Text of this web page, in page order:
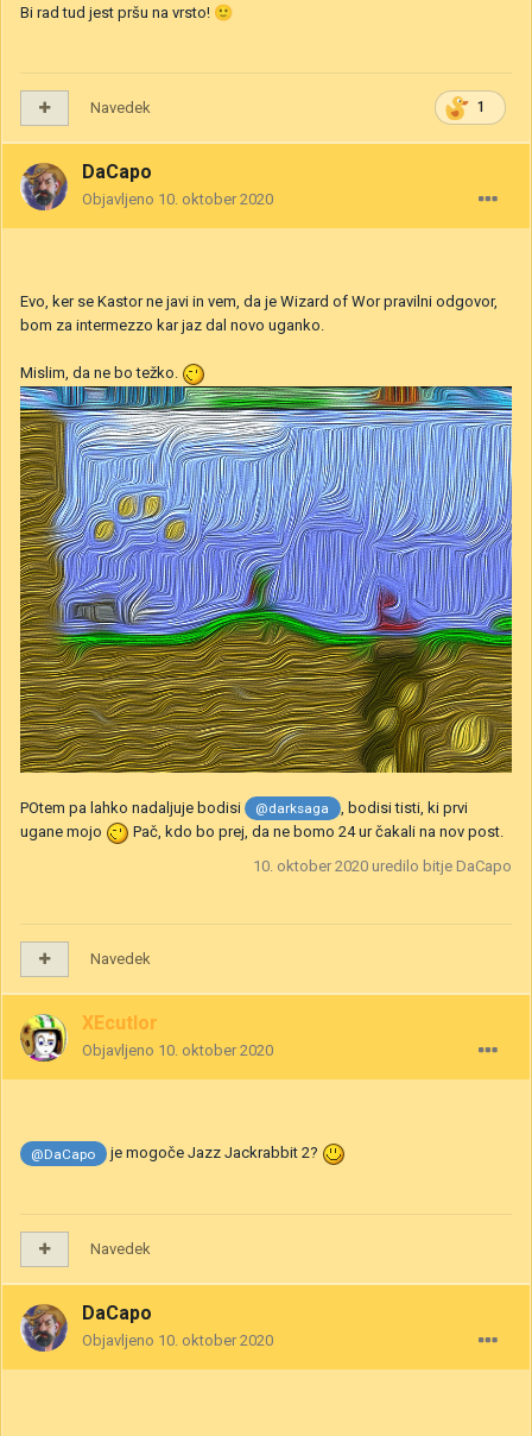
Bi rad tud jest pršu na vrsto! 🙂
1
Navedek
DaCapo
Objavljeno 10. oktober 2020
Evo, ker se Kastor ne javi in vem, da je Wizard of Wor pravilni odgovor,
bom za intermezzo kar jaz dal novo uganko.
Mislim, da ne bo težko.
POtem pa lahko nadaljuje bodisi @darksaga
, bodisi tisti, ki prvi
ugane mojo
Pač, kdo bo prej, da ne bomo 24 ur čakali na nov post.
10. oktober 2020 uredilo bitje DaCapo
Navedek
XEcutIor
Objavljeno 10. oktober 2020
@DaCapo je mogoče Jazz Jackrabbit 2?
Navedek
DaCapo
Objavljeno 10. oktober 2020